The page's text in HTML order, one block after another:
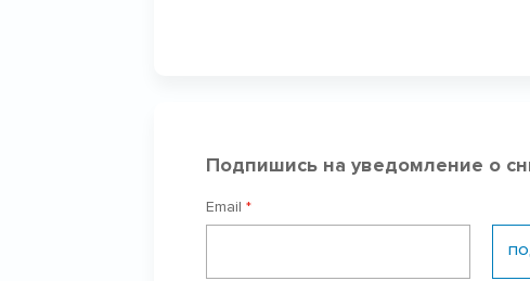
Подпишись на уведомление о
Email *